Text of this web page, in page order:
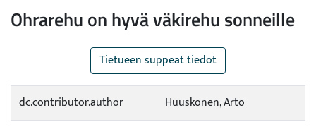
Ohrarehu on hyvä väkirehu sonneille
Tietueen suppeat tiedot
dc.contributor.author Huuskonen, Arto